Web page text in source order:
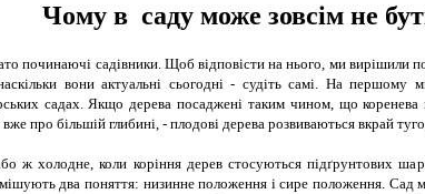
Чому в саду може зовсім не
починаючі садівники. Щоб відповісти на нього, ми вирішили
вони актуальні сьогодні - судіть самі. На першому
садах. Якщо дерева посаджені таким чином, що
про більшій глибині, - плодові дерева розвиваються вкрай
ж холодне, коли коріння дерев стосуються підґрунтових
два поняття: низинне положення і сире положення. Сад